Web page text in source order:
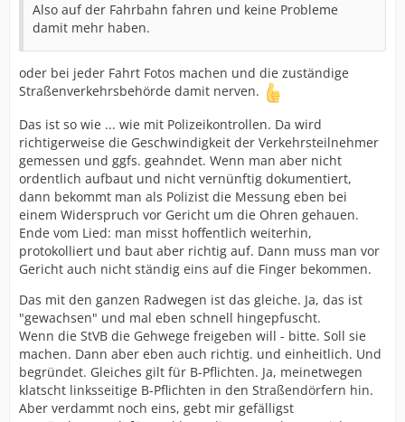
Also auf der Fahrbahn fahren und keine Probleme
damit mehr haben.
oder bei jeder Fahrt Fotos machen und die zuständige
Straßenverkehrsbehörde damit nerven.
Das ist so wie ... wie mit Polizeikontrollen. Da wird
richtigerweise die Geschwindigkeit der Verkehrsteilnehmer
gemessen und ggfs. geahndet. Wenn man aber nicht
ordentlich aufbaut und nicht vernünftig dokumentiert,
dann bekommt man als Polizist die Messung eben bei
einem Widerspruch vor Gericht um die Ohren gehauen.
Ende vom Lied: man misst hoffentlich weiterhin,
protokolliert und baut aber richtig auf. Dann muss man vor
Gericht auch nicht ständig eins auf die Finger bekommen.
Das mit den ganzen Radwegen ist das gleiche. Ja, das ist
"gewachsen" und mal eben schnell hingepfuscht.
Wenn die StVB die Gehwege freigeben will - bitte. Soll sie
machen. Dann aber eben auch richtig. und einheitlich. Und
begründet. Gleiches gilt für B-Pflichten. Ja, meinetwegen
klatscht linksseitige B-Pflichten in den Straßendörfern hin.
Aber verdammt noch eins, gebt mir gefälligst